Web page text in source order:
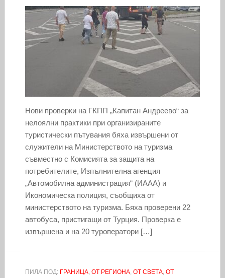
Нови проверки на ГКПП „Капитан Андреево“ за
нелоялни практики при организираните
туристически пътувания бяха извършени от
служители на Министерството на туризма
съвместно с Комисията за защита на
потребителите, Изпълнителна агенция
„Автомобилна администрация“ (ИААА) и
Икономическа полиция, съобщиха от
министерството на туризма. Бяха проверени 22
автобуса, пристигащи от Турция. Проверка е
извършена и на 20 туроператори […]
ПИЛА ПОД: ГРАНИЦА, ОТ РЕГИОНА, ОТ СВЕТА, ОТ